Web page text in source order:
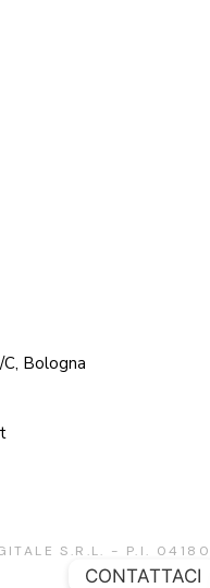
Bologna
S.R.L. - P.I.
CONTATTACI